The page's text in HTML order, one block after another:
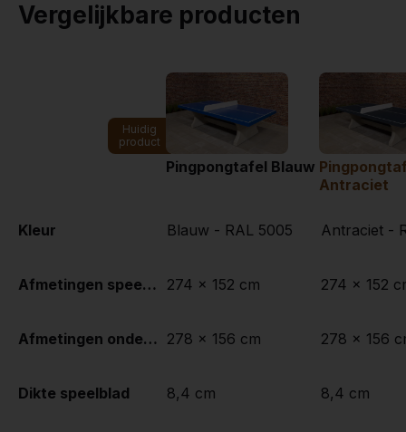
Vergelijkbare producten
Huidig
product
Pingpongtafel Blauw
Antraciet
Kleur
Afmetingen speelblad (L x B)
Afmetingen onderkant speelblad
Dikte speelblad
Blauw - RAL 5005
274 x 152 cm
278 x 156 cm
8,4 cm
Antraciet -
274 x 152
278 x 156
8,4 cm